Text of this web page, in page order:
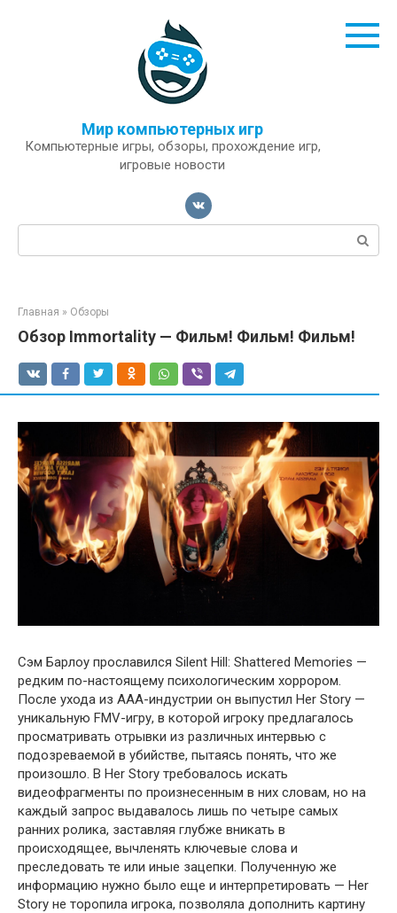
Мир компьютерных игр
Компьютерные игры, обзоры, прохождение игр,
игровые новости
Поиск:
Главная » Обзоры
Обзор Immortality — Фильм! Фильм! Фильм!
Сэм Барлоу прославился Silent Hill: Shattered Memories —
редким по-настоящему психологическим хоррором.
После ухода из ААА-индустрии он выпустил Her Story —
уникальную FMV-игру, в которой игроку предлагалось
просматривать отрывки из различных интервью с
подозреваемой в убийстве, пытаясь понять, что же
произошло. В Her Story требовалось искать
видеофрагменты по произнесенным в них словам, но на
каждый запрос выдавалось лишь по четыре самых
ранних ролика, заставляя глубже вникать в
происходящее, вычленять ключевые слова и
преследовать те или иные зацепки. Полученную же
информацию нужно было еще и интерпретировать — Her
Story не торопила игрока, позволяла дополнить картину